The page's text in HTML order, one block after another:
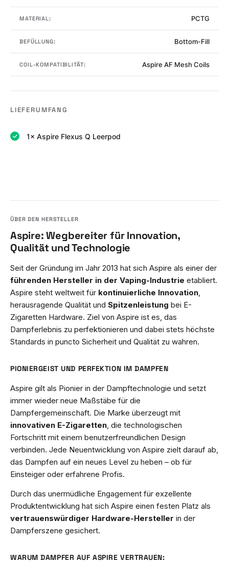
MATERIAL: PCTG
BEFÜLLUNG: Bottom-Fill
COIL-KOMPATIBILITÄT: Aspire AF Mesh Coils
LIEFERUMFANG
1× Aspire Flexus Q Leerpod
Aspire: Wegbereiter für Innovation,
Qualität und Technologie
Seit der Gründung im Jahr 2013 hat sich Aspire als einer der
führenden Hersteller in der Vaping-Industrie etabliert.
Aspire steht weltweit für kontinuierliche Innovation
herausragende Qualität und Spitzenleistung bei E-
Zigaretten Hardware. Ziel von Aspire ist es, das
Dampferlebnis zu perfektionieren und dabei stets höchste
Standards in puncto Sicherheit und Qualität zu wahren.
PIONIERGEIST UND PERFEKTION IM DAMPFEN
Aspire gilt als Pionier in der Dampftechnologie und setzt
immer wieder neue Maßstäbe für die
Dampfergemeinschaft. Die Marke überzeugt mit
innovativen E-Zigaretten , die technologischen
Fortschritt mit einem benutzerfreundlichen Design
verbinden. Jede Neuentwicklung von Aspire zielt darauf ab,
das Dampfen auf ein neues Level zu heben – ob für
Einsteiger oder erfahrene Profis.
Durch das unermüdliche Engagement für exzellente
Produktentwicklung hat sich Aspire einen festen Platz als
vertrauenswürdiger Hardware-Hersteller in der
Dampferszene gesichert.
WARUM DAMPFER AUF ASPIRE VERTRAUEN: